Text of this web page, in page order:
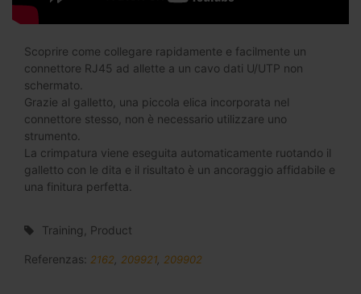
Scoprire come collegare rapidamente e facilmente un
connettore RJ45 ad allette a un cavo dati U/UTP non
schermato.
Grazie al galletto, una piccola elica incorporata nel
connettore stesso, non è necessario utilizzare uno
strumento.
La crimpatura viene eseguita automaticamente ruotando il
galletto con le dita e il risultato è un ancoraggio affidabile e
una finitura perfetta.
Training, Product
Referenzas: 2162 209921 209902